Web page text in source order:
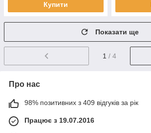
Купити
Показати ще
1 / 4
Про нас
98% позитивних з 409 відгуків за рік
Працює з 19.07.2016